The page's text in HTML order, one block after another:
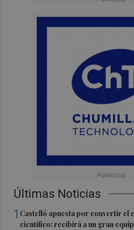
Últimas Noticias
1 Castelló apuesta por convertir el
científico: recibirá a un gran